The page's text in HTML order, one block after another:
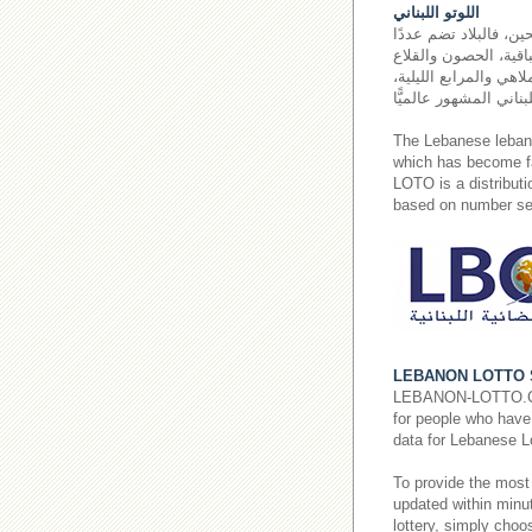
اللوتو اللبناني
فالبلاد تضم عددًا
الحصون والقلاع
والمرابع الليلية،
The Lebanese
which has become
LOTO is a
based on number
LEBANON LOTTO
LEBANON-
for people who
data for Lebanese
To provide the
updated within
lottery, simply